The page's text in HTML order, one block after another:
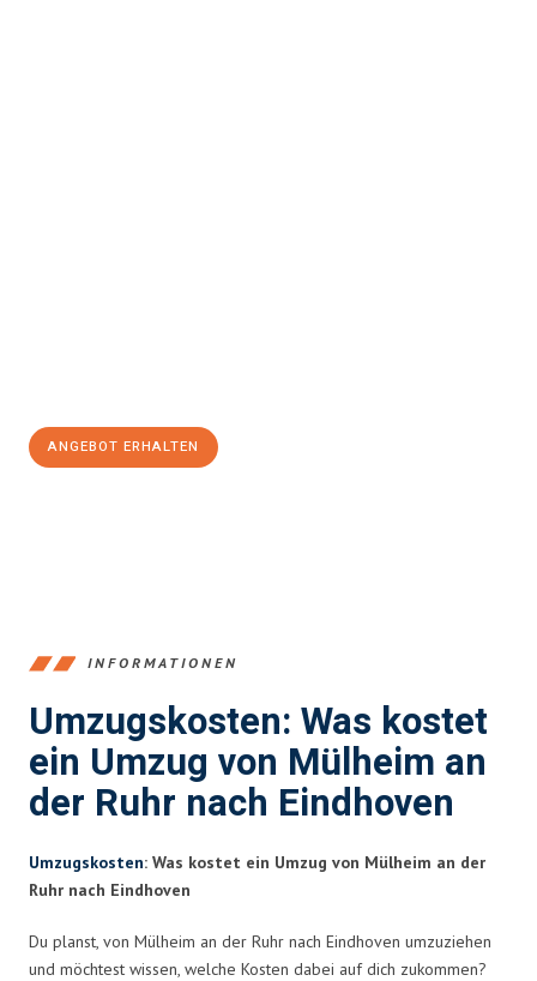
ANGEBOT ERHALTEN
INFORMATIONEN
Umzugskosten: Was kostet
ein Umzug von Mülheim an
der Ruhr nach Eindhoven
Umzugskosten: Was kostet ein Umzug von Mülheim an der
Ruhr nach Eindhoven
Du planst, von Mülheim an der Ruhr nach Eindhoven umzuziehen
und möchtest wissen, welche Kosten dabei auf dich zukommen?